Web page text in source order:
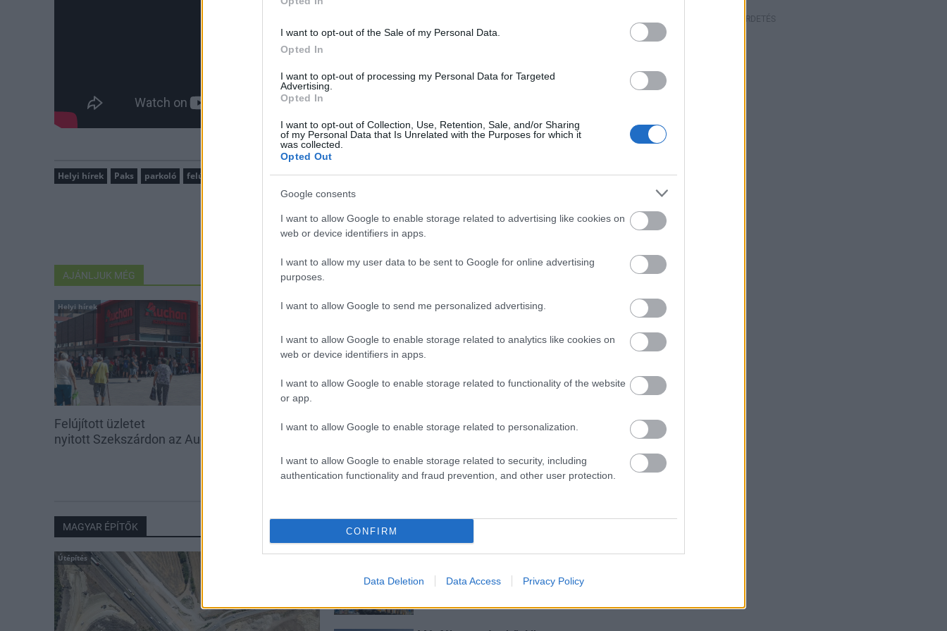
I want to opt-out of the Sale of my Personal Data.
Opted In
I want to opt-out of processing my Personal Data for Targeted
Advertising.
Opted In
I want to opt-out of Collection, Use, Retention, Sale, and/or Sharing
of my Personal Data that Is Unrelated with the Purposes for which it
was collected.
Opted Out
Google consents
I want to allow Google to enable storage related to advertising like cookies on
web or device identifiers in apps.
I want to allow my user data to be sent to Google for online advertising
purposes.
I want to allow Google to send me personalized advertising.
I want to allow Google to enable storage related to analytics like cookies on
web or device identifiers in apps.
I want to allow Google to enable storage related to functionality of the website
or app.
I want to allow Google to enable storage related to personalization.
I want to allow Google to enable storage related to security, including
authentication functionality and fraud prevention, and other user protection.
CONFIRM
Data Deletion Data Access Privacy Policy
Helyi hírek Paks parkoló felújítás
AJÁNLJUK MÉG
Helyi hírek
Felújított üzletet
nyitott Szekszárdon az Auchan
Amire többmillióan vártunk:
csökken a riasztás
Helyi hírek
A hőségben is védik a
MAGYAR ÉPÍTŐK
Útépítés
Új gyalogosátkelők és jelzőlámpás
HIRDETÉS